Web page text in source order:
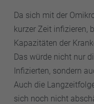
Da sich mit der
kurzer Zeit infizieren,
Kapazitäten der
Das würde nicht nur
Infizierten, sondern
Auch die
sich noch nicht